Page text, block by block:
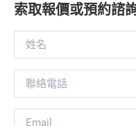
索取報價或預約諮